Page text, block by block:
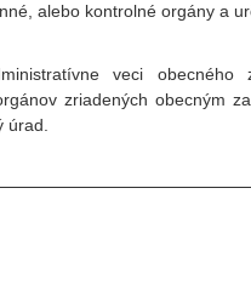
alebo kontrolné orgány a
veci obecného
zriadených obecným
úrad.